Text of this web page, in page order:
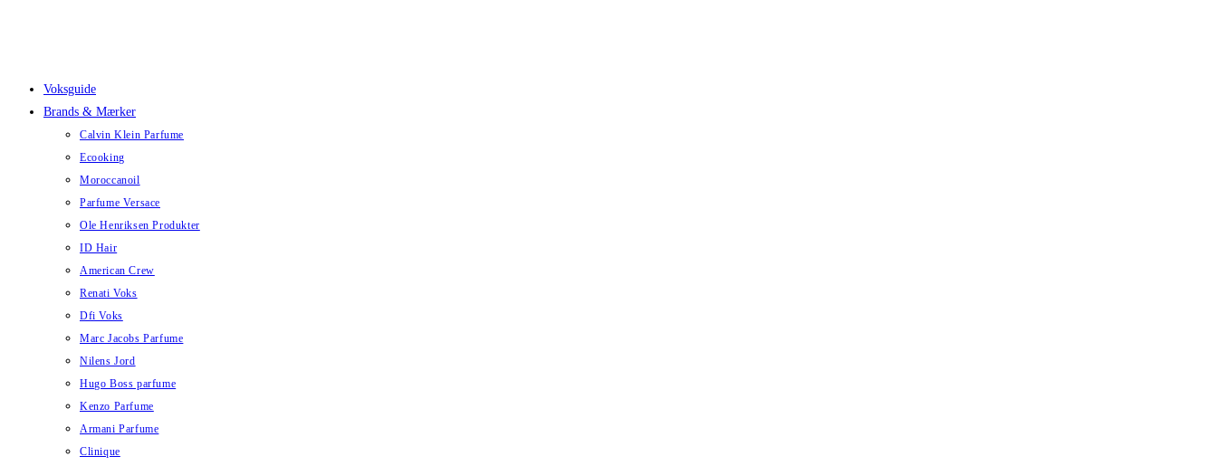
Voksguide
Brands & Mærker
Calvin Klein Parfume
Ecooking
Moroccanoil
Parfume Versace
Ole Henriksen Produkter
ID Hair
American Crew
Renati Voks
Dfi Voks
Marc Jacobs Parfume
Nilens Jord
Hugo Boss parfume
Kenzo Parfume
Armani Parfume
Clinique